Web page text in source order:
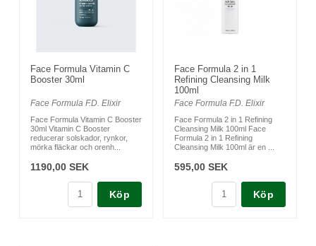
Face Formula Vitamin C
Booster 30ml
Face Formula F.D. Elixir
Face Formula Vitamin C Booster
30ml Vitamin C Booster
reducerar solskador, rynkor,
mörka fläckar och orenh...
1190,00 SEK
Köp
Face Formula 2 in 1
Refining Cleansing Milk
100ml
Face Formula F.D. Elixir
Face Formula 2 in 1 Refining
Cleansing Milk 100ml Face
Formula 2 in 1 Refining
Cleansing Milk 100ml är en ...
595,00 SEK
Köp